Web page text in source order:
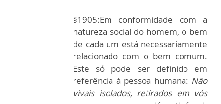
§1905:Em conformidade com a
natureza social do homem, o bem
de cada um está necessariamente
relacionado com o bem comum.
Este só pode ser definido em
referência à pessoa humana: Não
vivais isolados, retirados em vós